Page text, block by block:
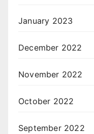
January 2023
December 2022
November 2022
October 2022
September 2022